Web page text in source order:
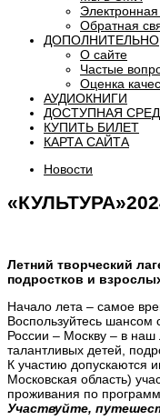
Обратная
ДОПОЛНИТЕЛЬНО
О сайте
Частые
Оценка
АУДИОКНИГИ
ДОСТУПНАЯ
КУПИТЬ БИЛЕТ
КАРТА САЙТА
Новости
Летний творческий
подростков и
Начало лета – самое
Воспользуйтесь шансом
России – Москву – в наш
талантливых детей,
К участию допускаются
Московская область)
проживания по
Участвуйте,